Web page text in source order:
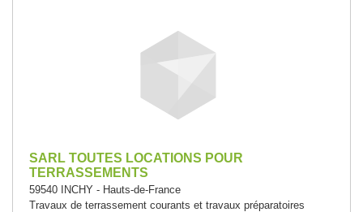
SARL TOUTES LOCATIONS POUR
TERRASSEMENTS
59540 INCHY - Hauts-de-France
Travaux de terrassement courants et travaux préparatoires